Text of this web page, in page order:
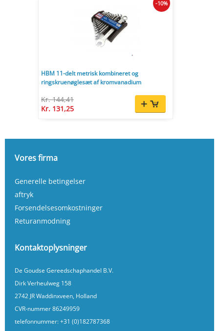
HBM 11-delt metrisk kombineret og
ringskruenøglesæt af kromvanadium
Kr. 144,41
Kr. 131,25
-10%
Vores firma
Generelle betingelser
aftryk
Forsendelsesomkostninger
Returanmodning
Kontaktoplysninger
De Goudse Gereedschaphandel B.V.
Dirk Verheulweg 158
2742 JR Waddinxveen, Holland
CVR-nummer 86249959
telefonnummer:+31 (0)182787368